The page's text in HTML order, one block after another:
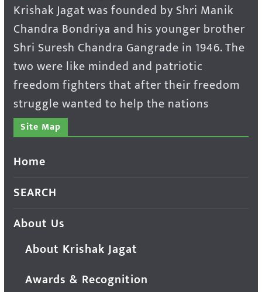
Krishak Jagat was founded by Shri Manik
Chandra Bondriya and his younger brother
Shri Suresh Chandra Gangrade in 1946. The
two were like minded and patriotic
freedom fighters that after their freedom
struggle wanted to help the nations
Site Map
Home
SEARCH
About Us
About Krishak Jagat
Awards & Recognition